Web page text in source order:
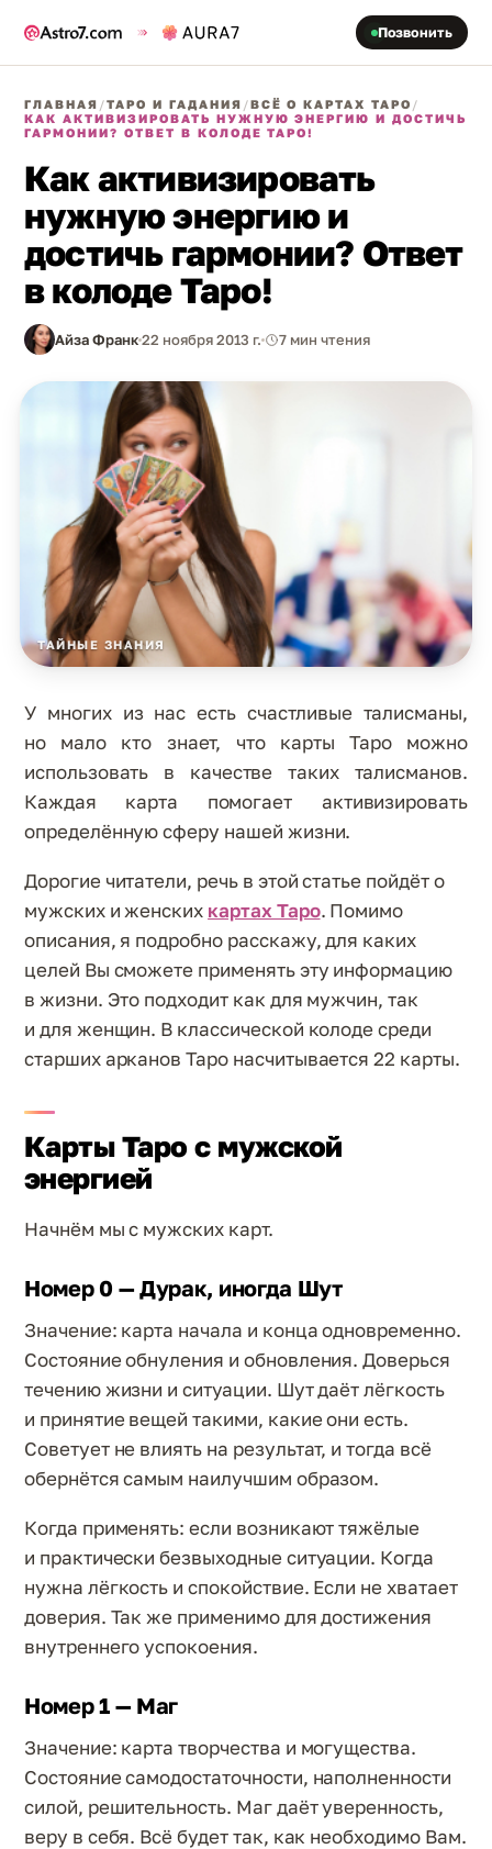
Позвонить
ГЛАВНАЯ /ТАРО И ГАДАНИЯ /ВСЁ О КАРТАХ ТАРО /
КАК АКТИВИЗИРОВАТЬ НУЖНУЮ ЭНЕРГИЮ И ДОСТИЧЬ
ГАРМОНИИ? ОТВЕТ В КОЛОДЕ ТАРО!
Как активизировать
нужную энергию и
достичь гармонии? Ответ
в колоде Таро!
Айза Франк22 ноября 2013 г. 7 мин чтения
ТАЙНЫЕ ЗНАНИЯ
У многих из нас есть счастливые талисманы,
но мало кто знает, что карты Таро можно
использовать в качестве таких талисманов.
Каждая карта помогает активизировать
определённую сферу нашей жизни.
Дорогие читатели, речь в этой статье пойдёт о
мужских и женских картах Таро. Помимо
описания, я подробно расскажу, для каких
целей Вы сможете применять эту информацию
в жизни. Это подходит как для мужчин, так
и для женщин. В классической колоде среди
старших арканов Таро насчитывается 22 карты.
Карты Таро с мужской
энергией
Начнём мы с мужских карт.
Номер 0 — Дурак, иногда Шут
Значение: карта начала и конца одновременно.
Состояние обнуления и обновления. Доверься
течению жизни и ситуации. Шут даёт лёгкость
и принятие вещей такими, какие они есть.
Советует не влиять на результат, и тогда всё
обернётся самым наилучшим образом.
Когда применять: если возникают тяжёлые
и практически безвыходные ситуации. Когда
нужна лёгкость и спокойствие. Если не хватает
доверия. Так же применимо для достижения
внутреннего успокоения.
Номер 1 — Маг
Значение: карта творчества и могущества.
Состояние самодостаточности, наполненности
силой, решительность. Маг даёт уверенность,
веру в себя. Всё будет так, как необходимо Вам.